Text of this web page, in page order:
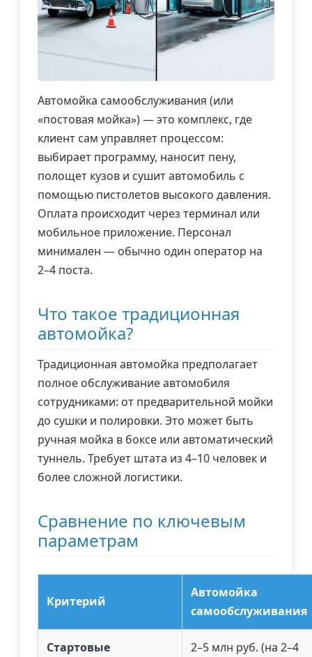
Автомойка самообслуживания (или
«постовая мойка») — это комплекс, где
клиент сам управляет процессом:
выбирает программу, наносит пену,
полощет кузов и сушит автомобиль с
помощью пистолетов высокого давления.
Оплата происходит через терминал или
мобильное приложение. Персонал
минимален — обычно один оператор на
2–4 поста.
Что такое традиционная
автомойка?
Традиционная автомойка предполагает
полное обслуживание автомобиля
сотрудниками: от предварительной мойки
до сушки и полировки. Это может быть
ручная мойка в боксе или автоматический
туннель. Требует штата из 4–10 человек и
более сложной логистики.
Сравнение по ключевым
параметрам
Критерий
Автомойка
самообслуживания
Стартовые
2–5 млн руб. (на 2–4